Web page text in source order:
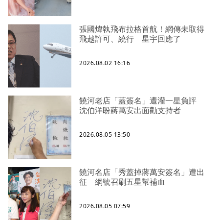
張國煒執飛布拉格首航！網傳未取得
飛越許可、繞行 星宇回應了
2026.08.02 16:16
饒河老店「蓋簽名」遭灌一星負評
沈伯洋盼蔣萬安出面勸支持者
2026.08.05 13:50
饒河名店「秀蓋掉蔣萬安簽名」遭出
征 網號召刷五星幫補血
2026.08.05 07:59